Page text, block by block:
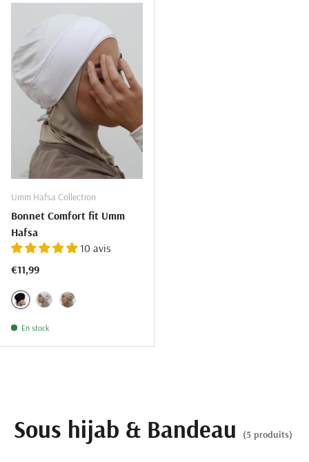
Umm Hafsa Collection
Bonnet Comfort fit Umm
Hafsa
10 avis
Prix habituel
€11,99
NOIR.01BLANC.25BEIGE.43
En stock
Sous hijab & Bandeau (5 produits)